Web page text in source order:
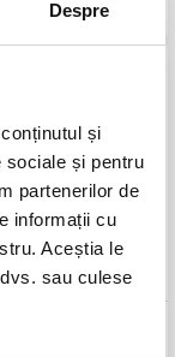
Despre
și
sociale și pentru
partenerilor de
informații cu
Aceștia le
sau culese